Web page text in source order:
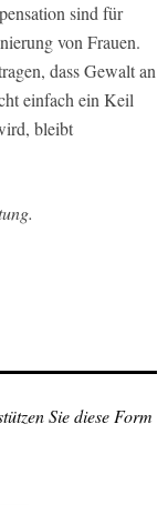
sind für
von Frauen.
dass Gewalt an
einfach ein Keil
bleibt
Sie diese Form